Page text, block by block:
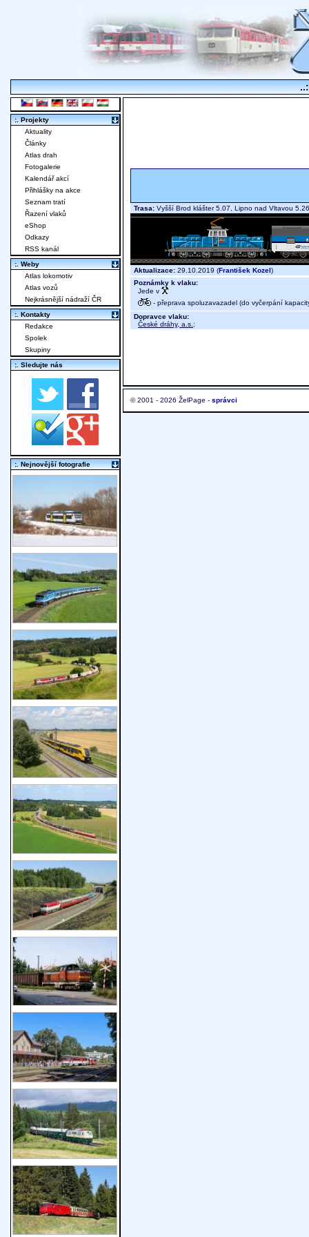
Trasa: Vyšší Brod klášter 5.07, Lipno nad Vltavou
Aktualizace: 29.10.2019 (František Kozel)
Poznámky k vlaku:
Jede v
- přeprava spoluzavazadel (do vyčerpání
Dopravce vlaku:
České dráhy, a.s. ;
© 2001 - 2026 ŽelPage - správci
:. Projekty
Aktuality
Články
Atlas drah
Fotogalerie
Kalendář akcí
Přihlášky na akce
Seznam tratí
Řazení vlaků
eShop
Odkazy
RSS kanál
:. Weby
Atlas lokomotiv
Atlas vozů
Nejkrásnější nádraží ČR
:. Kontakty
Redakce
Spolek
Skupiny
:. Sledujte nás
:. Nejnovější fotografie